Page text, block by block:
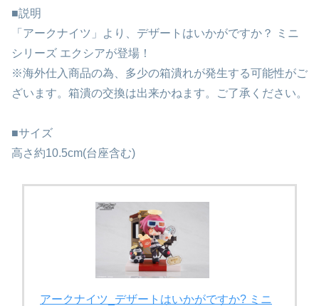
■説明
「アークナイツ」より、デザートはいかがですか？ ミニ
シリーズ エクシアが登場！
※海外仕入商品の為、多少の箱潰れが発生する可能性がご
ざいます。箱潰の交換は出来かねます。ご了承ください。
■サイズ
高さ約10.5cm(台座含む)
アークナイツ_デザートはいかがですか? ミニ